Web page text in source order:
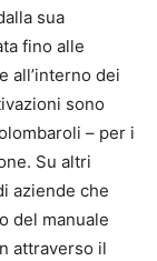
sua
fino alle
all’interno dei
sono
– per i
Su altri
aziende che
del manuale
attraverso il